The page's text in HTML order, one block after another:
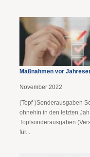
Maßnahmen vor
November 2022
(Topf-)Sonderausgaben
ohnehin in den letzten
Topfsonderausgaben
für...